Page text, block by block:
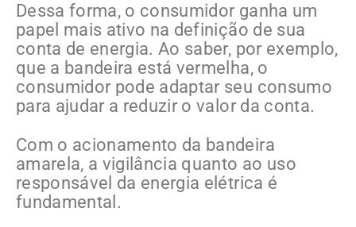
Dessa forma, o consumidor ganha um
papel mais ativo na definição de sua
conta de energia. Ao saber, por exemplo,
que a bandeira está vermelha, o
consumidor pode adaptar seu consumo
para ajudar a reduzir o valor da conta.
Com o acionamento da bandeira
amarela, a vigilância quanto ao uso
responsável da energia elétrica é
fundamental.